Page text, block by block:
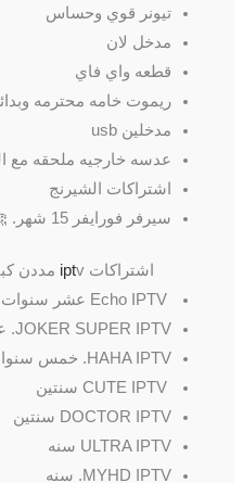
تيونر قوي وحساس
مدخل لان
قطعه واي فاي
ريموت خامه محترمه
مدخلين usb
عدسه خارجيه ملحقه مع
اشتراكات الشيرنج
سيرفر فورايفر 15 شهر. 🐆🐆🐆🐆🐆🐆🐆🐆🐆🐆🐆
اشتراكات iptv مددن كبيره وسيرفرات محترمه
Echo IPTV عشر سنوات
JOKER SUPER IPTV. عشر سنوات
HAHA IPTV. خمس سنوات
CUTE IPTV سنتين
DOCTOR IPTV سنتين
ULTRA IPTV سنه
MYHD IPTV. سنه